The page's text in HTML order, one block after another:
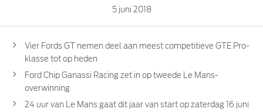
5 juni 2018
Vier Fords GT nemen deel aan meest competitieve GTE Pro-
klasse tot op heden
Ford Chip Ganassi Racing zet in op tweede Le Mans-
overwinning
24 uur van Le Mans gaat dit jaar van start op zaterdag 16 juni